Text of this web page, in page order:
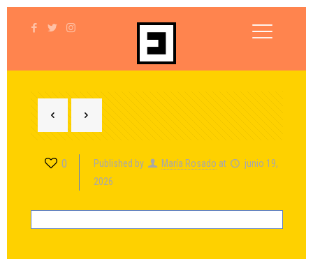
0 Published by María Rosado at
junio 19,
2026